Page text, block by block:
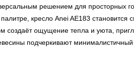
решением для просторных
кресло Anei AE183 становится
создаёт ощущение тепла и уюта,
подчеркивают минималистичный